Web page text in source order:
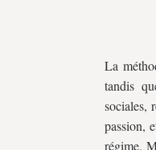
La
tandis
sociales,
passion,
régime.